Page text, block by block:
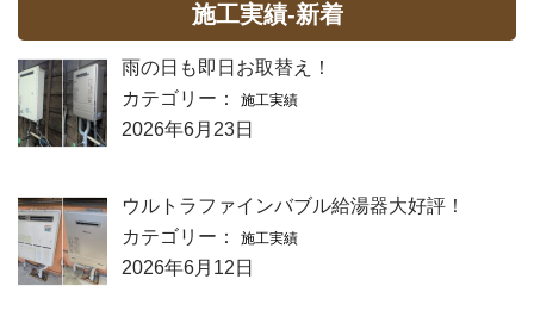
施工実績-新着
雨の日も即日お取替え！
カテゴリー：
施工実績
2026年6月23日
ウルトラファインバブル給湯器大好評！
カテゴリー：
施工実績
2026年6月12日